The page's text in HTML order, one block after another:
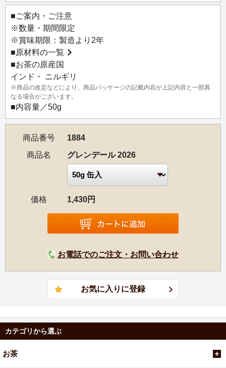
の紅茶です。
洗練された飲み口で渋みはほとんど無く、爽やかで明るく
透明感のある味わいが魅力。お茶本来の生き生きとした風
味は、レモンとの相性も抜群です。気分を切り替えたい時
やリフレッシュしたい時に、ぜひどうぞ。
【茶園情報】
1835年に創設されたグレンデール茶園は、ニルギリを代表
する名園の一つで、茶園の敷地内にはユネスコ世界遺産に
多い特徴的な気候条件に恵まれた環境のもとで、上質なお
茶を栽培しています。
正統派の紅茶、緑茶、スペシャルティーを生産するインド
でも有数の名高い茶園の一つで、緑茶は香り高く、まろや
かな味わいが特徴です。
グレンデールの工場には、国際基準に準拠した厳しい衛生
条件下で生産することができる最先端の機械が備えられて
おり、毎年2,000トンを超えるお茶を生産しています。
■ご案内・ご注意
※数量・期間限定
※賞味期限：製造より2年
■原材料の一覧
■お茶の原産国
インド・ ニルギリ
※商品の改定などにより、商品パッケージの記載内容が上記内容と一部異
なる場合がございます。
■内容量／50g
商品番号
1884
商品名
グレンデール 2026
価格 1,430円
お電話でのご注文・お問い合わせ
カテゴリから選ぶ
お茶